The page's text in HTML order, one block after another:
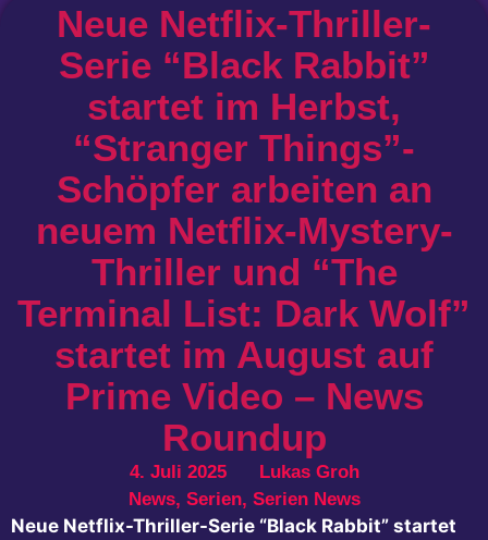
Neue Netflix-Thriller-
Serie “Black Rabbit”
startet im Herbst,
“Stranger Things”-
Schöpfer arbeiten an
neuem Netflix-Mystery-
Thriller und “The
Terminal List: Dark Wolf”
startet im August auf
Prime Video – News
Roundup
4. Juli 2025
Lukas Groh
News, Serien, Serien News
Neue Netflix-Thriller-Serie “Black Rabbit” startet